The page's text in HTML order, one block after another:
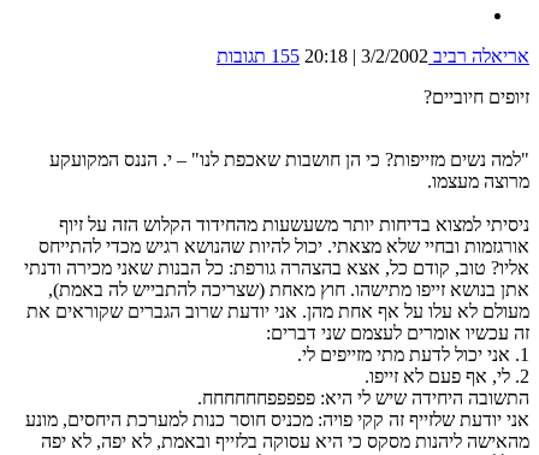
אריאלה רביב 3/2/2002 | 20:18
155 תגובות
זיופים חיוביים?
"למה נשים מזייפות? כי הן חושבות שאכפת לנו" – י. הננס המקועקע
מרוצה מעצמו.
ניסיתי למצוא בדיחות יותר משעשעות מהחידוד הקלוש הזה על זיוף
אורגזמות ובחיי שלא מצאתי. יכול להיות שהנושא רגיש מכדי להתייחס
אליו? טוב, קודם כל, אצא בהצהרה גורפת: כל הבנות שאני מכירה ודנתי
אתן בנושא זייפו מתישהו. חוץ מאחת (שצריכה להתבייש לה באמת),
מעולם לא עלו על אף אחת מהן. אני יודעת שרוב הגברים שקוראים את
זה עכשיו אומרים לעצמם שני דברים:
1. אני יכול לדעת מתי מזייפים לי.
2. לי, אף פעם לא זייפו.
התשובה היחידה שיש לי היא: פפפפפחחחחחח.
אני יודעת שלזייף זה קקי פויה: מכניס חוסר כנות למערכת היחסים, מונע
מהאישה ליהנות מסקס כי היא עסוקה בלזייף ובאמת, לא יפה, לא יפה